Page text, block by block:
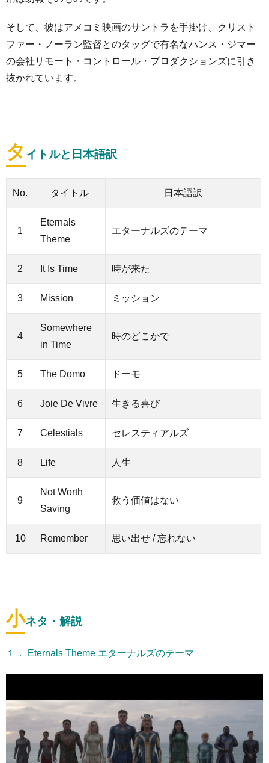
そして、彼はアメコミ映画のサントラを手掛け、クリスト
ファー・ノーラン監督とのタッグで有名なハンス・ジマー
の会社リモート・コントロール・プロダクションズに引き
抜かれています。
タ イトルと日本語訳
No. タイトル 日本語訳
1
Eternals
Theme
エターナルズのテーマ
2 It Is Time 時が来た
3 Mission ミッション
4
Somewhere
in Time
時のどこかで
5 The Domo ドーモ
6 Joie De Vivre 生きる喜び
7 Celestials セレスティアルズ
8 Life 人生
9
Not Worth
Saving
救う価値はない
10 Remember 思い出せ / 忘れない
小ネタ・解説
１． Eternals Theme エターナルズのテーマ